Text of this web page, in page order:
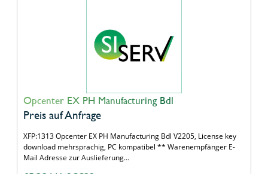
Opcenter EX PH Manufacturing Bdl
Preis auf Anfrage
XFP:1313 Opcenter EX PH Manufacturing Bdl V2205, License key
download mehrsprachig, PC kompatibel ** Warenempfänger E-
Mail Adresse zur Auslieferung…